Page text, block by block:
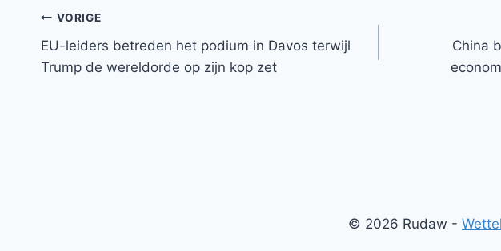
Bericht
navigatie
VORIGE
EU-leiders betreden het podium in Davos terwijl
Trump de wereldorde op zijn kop zet
China
© 2026 Rudaw -